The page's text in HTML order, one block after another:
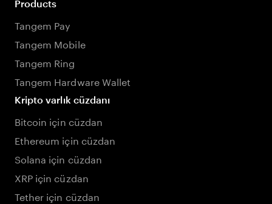
Products
Tangem Pay
Tangem Mobile
Tangem Ring
Tangem Hardware Wallet
Kripto varlık cüzdanı
Bitcoin için cüzdan
Ethereum için cüzdan
Solana için cüzdan
XRP için cüzdan
Tether için cüzdan